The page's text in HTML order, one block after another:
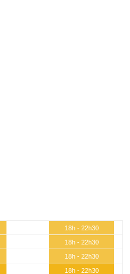
18h - 22h30
18h - 22h30
18h - 22h30
18h - 22h30